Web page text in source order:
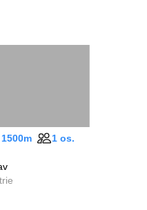
1500m 1 os.